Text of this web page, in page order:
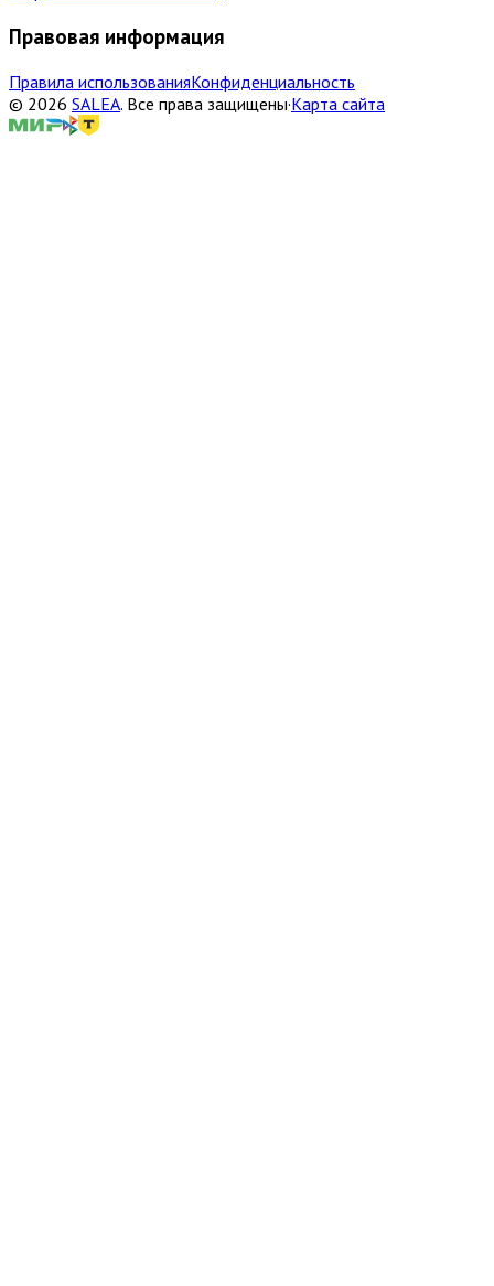
Правовая информация
Правила использованияКонфиденциальность
© 2026 SALEA. Все права защищены·Карта сайта